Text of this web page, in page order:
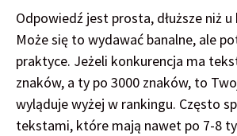
Odpowiedź jest prosta, dłuższe niż
Może się to wydawać banalne, ale
praktyce. Jeżeli konkurencja ma
znaków, a ty po 3000 znaków, to
wyląduje wyżej w rankingu. Często
tekstami, które mają nawet po 7-8